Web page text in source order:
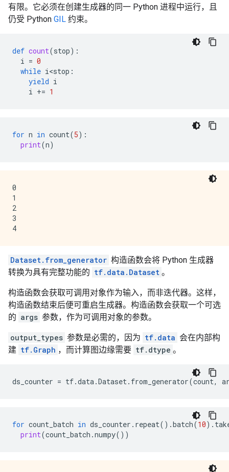
有限。它必须在创建生成器的同一 Python 进程中运行，且
仍受 Python GIL 约束。
def count(stop):
i = 0
while i<stop :
yield i
i += 1
for n in count(5):
print(n)
0
1
2
3
Dataset.from_generator 构造函数会将 Python 生成器
转换为具有完整功能的 tf.data.Dataset 。
构造函数会获取可调用对象作为输入，而非迭代器。这样，
构造函数结束后便可重启生成器。构造函数会获取一个可选
的 args 参数，作为可调用对象的参数。
output_types 参数是必需的，因为 tf.data 会在内部构
建 tf.Graph ，而计算图边缘需要 tf.dtype 。
ds_counter = tf.data.Dataset. from_generator(count,
for count_batch in ds_counter . repeat() .batch(10) .
print(count_batch .numpy())